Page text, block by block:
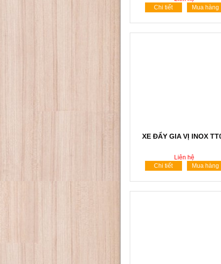
Chi tiết
Mua hàng
XE ĐẨY GIA VỊ INOX
Liên hệ
Chi tiết
Mua hàng